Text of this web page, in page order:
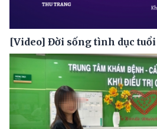
[Video] Đời sống tình dục tuổi